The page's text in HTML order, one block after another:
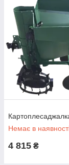
Немає в
4 815 ₴